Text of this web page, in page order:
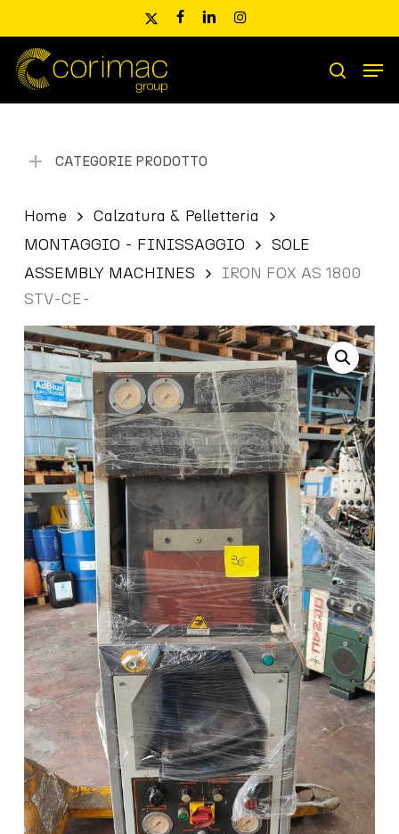
main
content
x-
facebooklinkedininstagram
Ricerca
prodotti
search
CATEGORIE PRODOTTO
Home
Calzatura & Pelletteria
MONTAGGIO - FINISSAGGIO
SOLE
ASSEMBLY MACHINES
IRON FOX AS 1800
STV-CE-